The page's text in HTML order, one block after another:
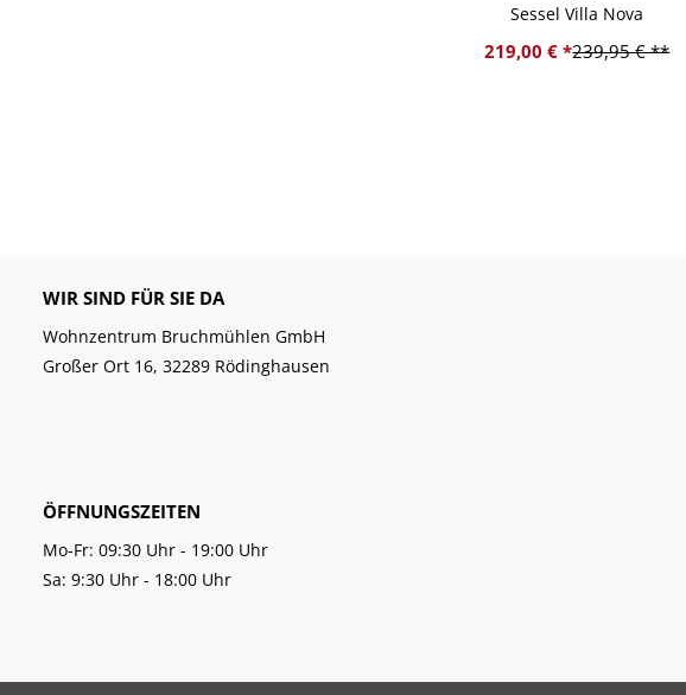
Sessel Villa Nova
219,00 € *239,95 € **
WIR SIND FÜR SIE DA
Wohnzentrum Bruchmühlen GmbH
Großer Ort 16, 32289 Rödinghausen
ÖFFNUNGSZEITEN
Mo-Fr: 09:30 Uhr - 19:00 Uhr
Sa: 9:30 Uhr - 18:00 Uhr